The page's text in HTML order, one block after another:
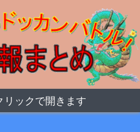
ックで開きます